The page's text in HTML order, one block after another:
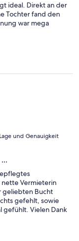
ideal. Direkt an der
Tochter fand den
war mega
und Genauigkeit
Vermieterin
geliebten Bucht
gefehlt, sowie
gefühlt. Vielen Dank